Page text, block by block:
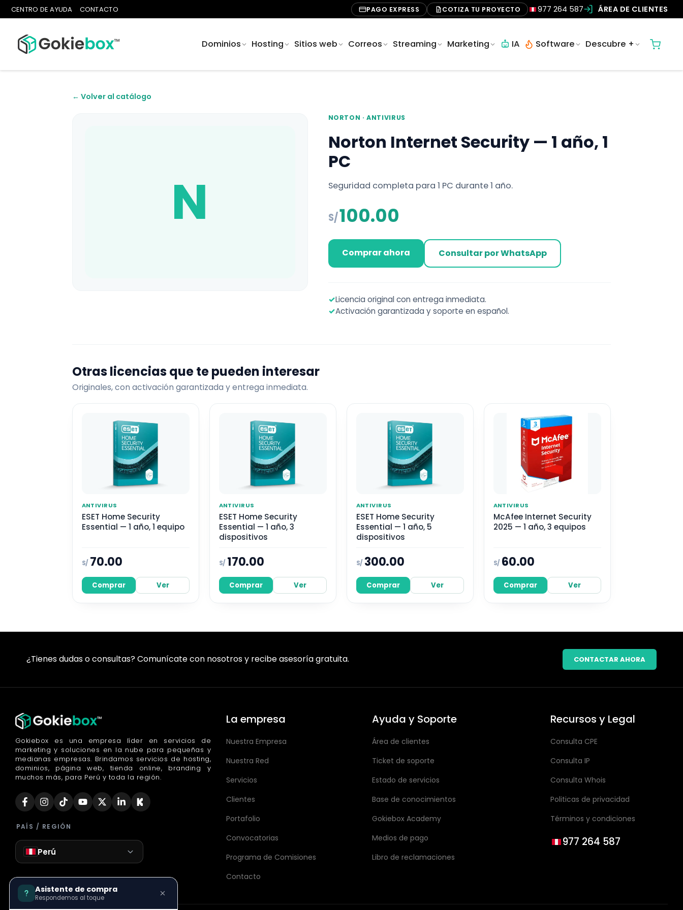
CENTRO DE AYUDA CONTACTO PAGO EXPRESS COTIZA TU PROYECTO 977 264 587 ÁREA DE CLIENTES
Dominios Hosting Sitios web Correos Streaming Marketing IA Software Descubre +
← Volver al catálogo
N
NORTON · ANTIVIRUS
Norton Internet Security — 1 año, 1
PC
Seguridad completa para 1 PC durante 1 año.
S/100.00
Comprar ahora Consultar por WhatsApp
✓Licencia original con entrega inmediata.
✓Activación garantizada y soporte en español.
Otras licencias que te pueden interesar
Originales, con activación garantizada y entrega inmediata.
ANTIVIRUS
ESET Home Security
Essential — 1 año, 1 equipo
S/ 70.00
Comprar Ver
ANTIVIRUS
ESET Home Security
Essential — 1 año, 3
dispositivos
S/ 170.00
Comprar Ver
ANTIVIRUS
ESET Home Security
Essential — 1 año, 5
dispositivos
S/ 300.00
Comprar Ver
ANTIVIRUS
McAfee Internet Security
2025 — 1 año, 3 equipos
S/ 60.00
Comprar Ver
¿Tienes dudas o consultas? Comunícate con nosotros y recibe asesoría gratuita. CONTACTAR AHORA
Gokiebox es una empresa líder en servicios de
marketing y soluciones en la nube para pequeñas y
medianas empresas. Brindamos servicios de hosting,
dominios, página web, tienda online, branding y
muchos más, para Perú y toda la región.
PAÍS / REGIÓN
Perú
La empresa
Nuestra Empresa
Nuestra Red
Servicios
Clientes
Portafolio
Convocatorias
Programa de Comisiones
Contacto
Ayuda y Soporte
Área de clientes
Ticket de soporte
Estado de servicios
Base de conocimientos
Gokiebox Academy
Medios de pago
Libro de reclamaciones
Recursos y Legal
Consulta CPE
Consulta IP
Consulta Whois
Politicas de privacidad
Términos y condiciones
977 264 587
Asistente de compra
Respondemos al toque